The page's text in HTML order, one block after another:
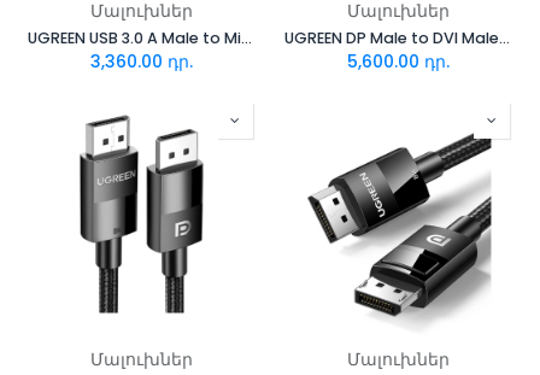
Մալուխներ
UGREEN USB 3.0 A Male to Micro USB 3.0 Male Cable 1m (Black) 10841
3,360.00 դր.
Մալուխներ
UGREEN DP Male to DVI Male Cable 1.5m 10243
5,600.00 դր.
Մալուխներ Մալուխներ